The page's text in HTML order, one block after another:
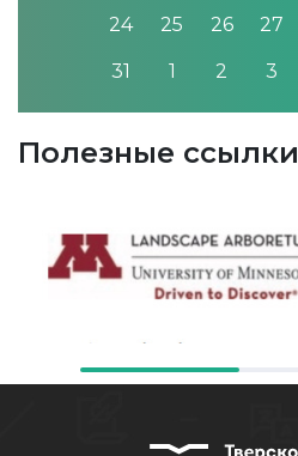
24 25 26 27
31 1 2 3
Полезные ссылки